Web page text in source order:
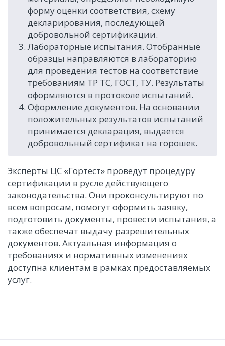
форму оценки соответствия, схему
декларирования, последующей
добровольной сертификации.
Лабораторные испытания. Отобранные
образцы направляются в лабораторию
для проведения тестов на соответствие
требованиям ТР ТС, ГОСТ, ТУ. Результаты
оформляются в протоколе испытаний.
Оформление документов. На основании
положительных результатов испытаний
принимается декларация, выдается
добровольный сертификат на горошек.
Эксперты ЦС «Гортест» проведут процедуру
сертификации в русле действующего
законодательства. Они проконсультируют по
всем вопросам, помогут оформить заявку,
подготовить документы, провести испытания, а
также обеспечат выдачу разрешительных
документов. Актуальная информация о
требованиях и нормативных изменениях
доступна клиентам в рамках предоставляемых
услуг.